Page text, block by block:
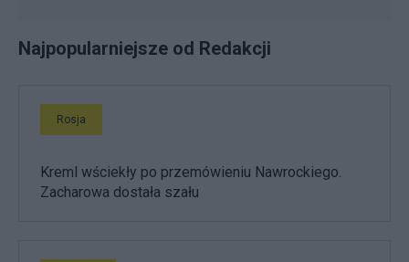
Najpopularniejsze od Redakcji
Rosja
Kreml wściekły po przemówieniu Nawrockiego.
Zacharowa dostała szału